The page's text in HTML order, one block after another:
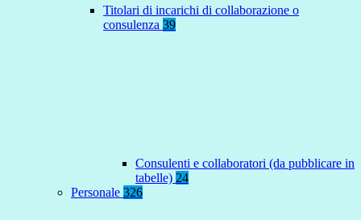
Titolari di incarichi di collaborazione o
consulenza 39
Consulenti e collaboratori (da pubblicare in
tabelle) 24
Personale 326